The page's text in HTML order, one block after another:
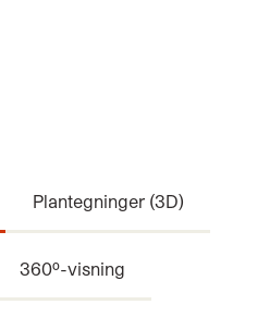
Plantegninger (3D)
360º-visning